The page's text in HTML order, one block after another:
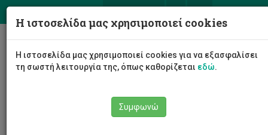
Η ιστοσελίδα μας χρησιμοποιεί cookies
Η ιστοσελίδα μας χρησιμοποιεί cookies για να εξασφαλίσει
τη σωστή λειτουργία της, όπως καθορίζεται εδώ.
Συμφωνώ